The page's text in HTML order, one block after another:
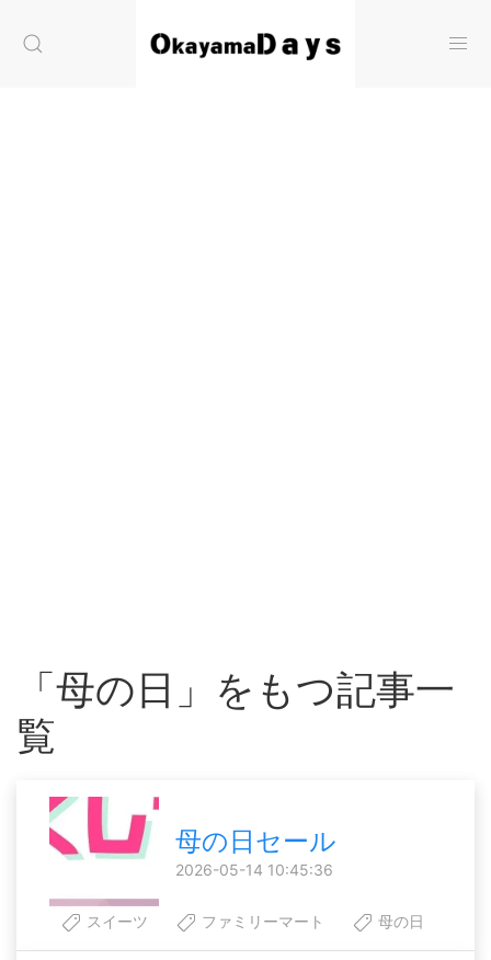
「母の日」をもつ記事一
覧
母の日セール
2026-05-14 10:45:36
スイーツ ファミリーマート 母の日